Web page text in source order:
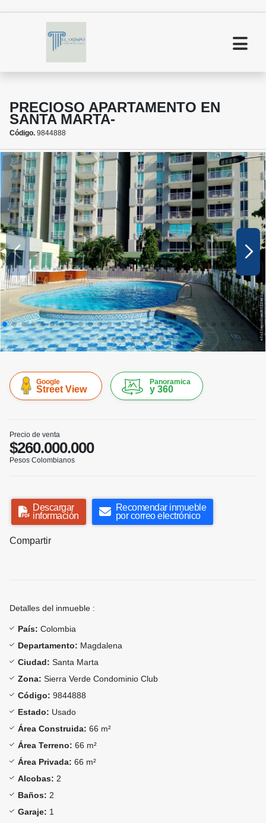
PRECIOSO APARTAMENTO EN
SANTA MARTA-
Código. 9844888
Google
Street View
Panoramica
y 360
Precio de venta
$260.000.000
Pesos Colombianos
Descargar
información
Recomendar inmueble
por correo electrónico
Compartir
Detalles del inmueble :
País: Colombia
Departamento: Magdalena
Ciudad: Santa Marta
Zona: Sierra Verde Condominio Club
Código: 9844888
Estado: Usado
Área Construida: 66 m²
Área Terreno: 66 m²
Área Privada: 66 m²
Alcobas: 2
Baños: 2
Garaje: 1